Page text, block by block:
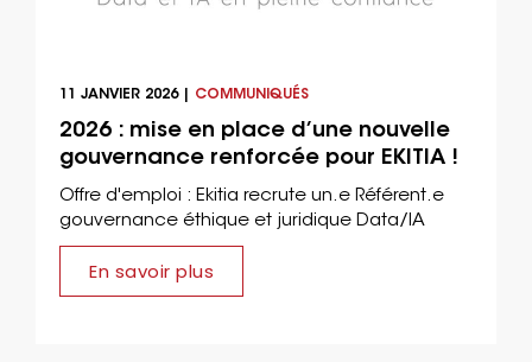
11 JANVIER 2026 | COMMUNIQUÉS
2026 : mise en place d’une nouvelle
gouvernance renforcée pour EKITIA !
Offre d'emploi : Ekitia recrute un.e Référent.e
gouvernance éthique et juridique Data/IA
En savoir plus